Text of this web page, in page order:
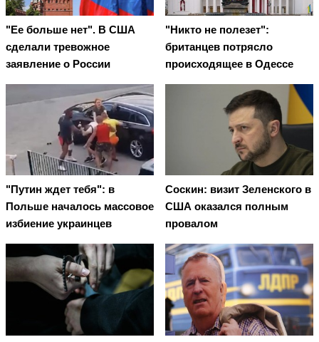
"Ее больше нет". В США
сделали тревожное
заявление о России
"Никто не полезет":
британцев потрясло
происходящее в Одессе
"Путин ждет тебя": в
Польше началось массовое
избиение украинцев
Соскин: визит Зеленского в
США оказался полным
провалом